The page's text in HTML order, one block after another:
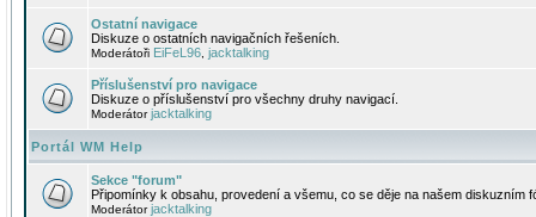
Ostatní navigace
Diskuze o ostatních navigačních řešeních.
Moderátoři EiFeL96 jacktalking
Příslušenství pro navigace
Diskuze o příslušenství pro všechny druhy navigací.
Moderátorjacktalking
Portál WM Help
Sekce "forum"
Připomínky k obsahu, provedení a všemu, co se děje na našem diskuzním
Moderátorjacktalking